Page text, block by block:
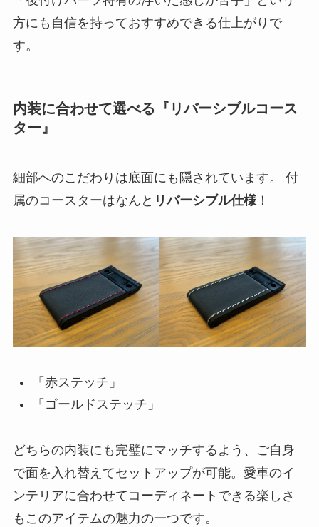
方にも自信を持っておすすめできる仕上がりで
す。
内装に合わせて選べる『リバーシブルコース
ター』
細部へのこだわりは底面にも隠されています。 付
属のコースターはなんと リバーシブル仕様！
「赤ステッチ」
「ゴールドステッチ」
どちらの内装にも完璧にマッチするよう、ご自身
で面を入れ替えてセットアップが可能。愛車のイ
ンテリアに合わせてコーディネートできる楽しさ
もこのアイテムの魅力の一つです。